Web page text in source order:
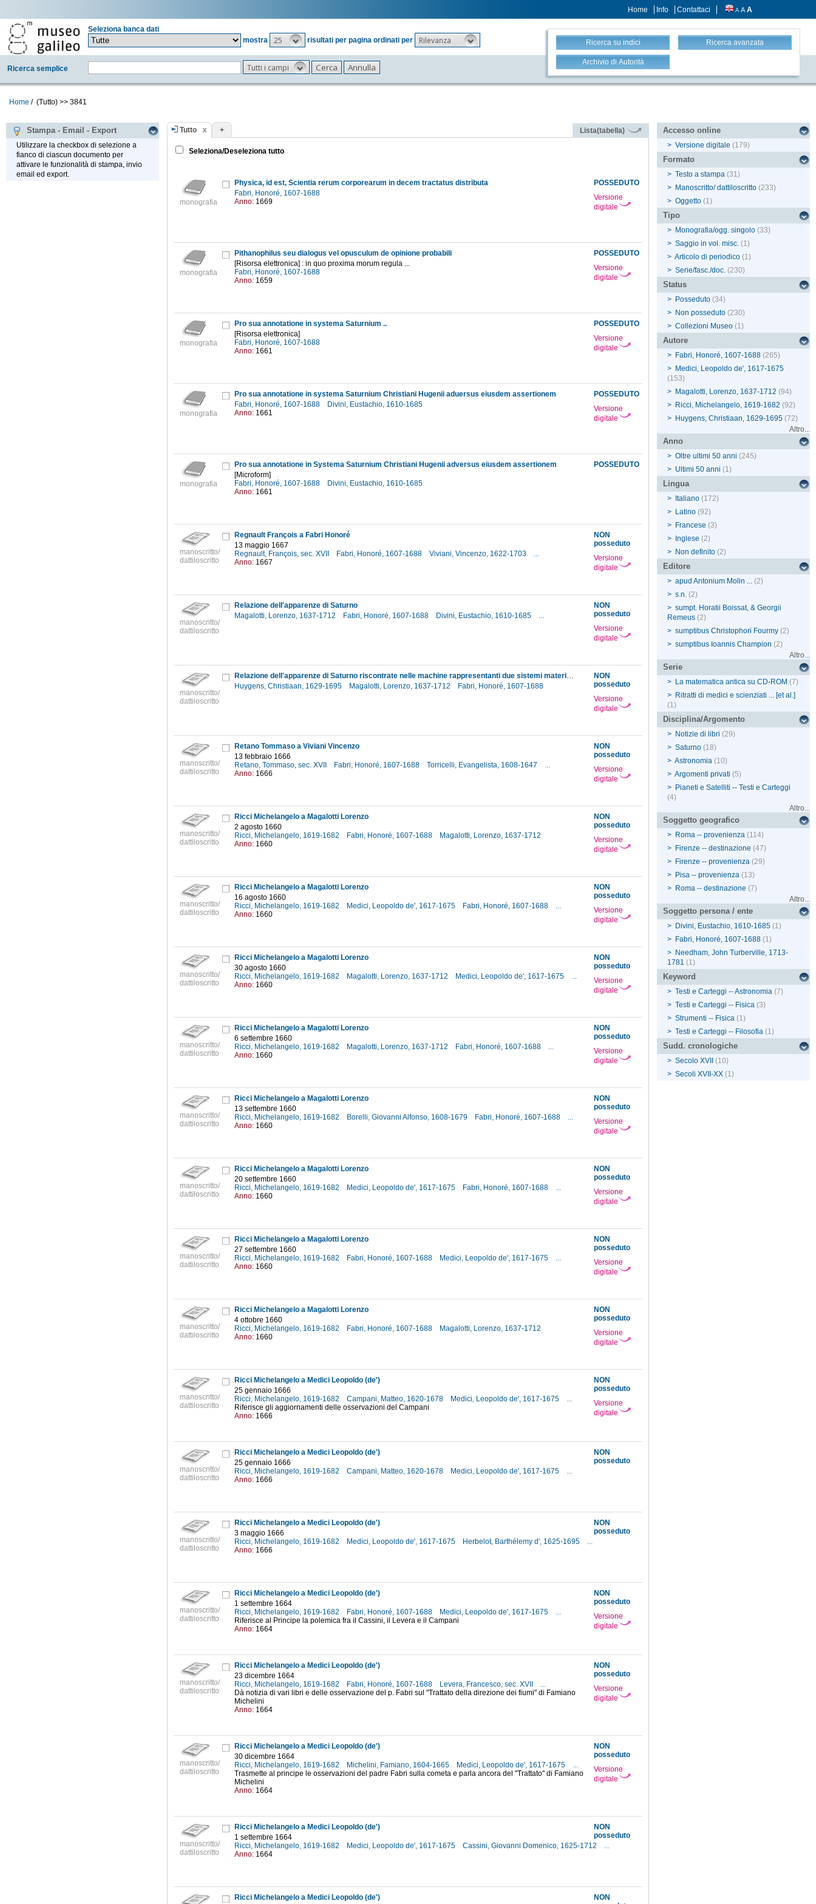
Home Info Contattaci A A A
Seleziona banca dati
mostra
25 risultati per pagina ordinati per Rilevanza
Ricerca semplice Tutti i campi
Ricerca su indici Ricerca avanzata
Archivio di Autorità
Home / (Tutto) >> 3841
Stampa - Email - Export
Utilizzare la checkbox di selezione a
fianco di ciascun documento per
attivare le funzionalità di stampa, invio
email ed export.
Tutto + Lista(tabella)
Seleziona/Deseleziona tutto
monografia
POSSEDUTO
Versione
digitale
Physica, id est, Scientia rerum corporearum in decem tractatus distributa
Fabri, Honoré, 1607-1688
Anno: 1669
monografia
POSSEDUTO
Versione
digitale
Pithanophilus seu dialogus vel opusculum de opinione probabili
[Risorsa elettronica] : in quo proxima morum regula ...
Fabri, Honoré, 1607-1688
Anno: 1659
monografia
POSSEDUTO
Versione
digitale
Pro sua annotatione in systema Saturnium ..
[Risorsa elettronica]
Fabri, Honoré, 1607-1688
Anno: 1661
monografia
POSSEDUTO
Versione
digitale
Pro sua annotatione in systema Saturnium Christiani Hugenii aduersus eiusdem assertionem
Fabri, Honoré, 1607-1688
Divini, Eustachio, 1610-1685
Anno: 1661
monografia
POSSEDUTO
Pro sua annotatione in Systema Saturnium Christiani Hugenii adversus eiusdem assertionem
[Microform]
Fabri, Honoré, 1607-1688
Divini, Eustachio, 1610-1685
Anno: 1661
manoscritto/
dattiloscritto
NON
posseduto
Versione
digitale
Regnault François a Fabri Honoré
13 maggio 1667
Regnault, François, sec. XVII
Fabri, Honoré, 1607-1688 Viviani, Vincenzo, 1622-1703
...
Anno: 1667
manoscritto/
dattiloscritto
NON
posseduto
Versione
digitale
Relazione dell'apparenze di Saturno
Magalotti, Lorenzo, 1637-1712
Fabri, Honoré, 1607-1688 Divini, Eustachio, 1610-1685 ...
manoscritto/
dattiloscritto
NON
posseduto
Versione
digitale
Relazione dell'apparenze di Saturno riscontrate nelle machine rappresentanti due sistemi materiali del signor Cristiano Ugenio e del padre Onorato Fabri
Huygens, Christiaan, 1629-1695
Magalotti, Lorenzo, 1637-1712 Fabri, Honoré, 1607-1688
manoscritto/
dattiloscritto
NON
posseduto
Versione
digitale
Retano Tommaso a Viviani Vincenzo
13 febbraio 1666
Retano, Tommaso, sec. XVII
Fabri, Honoré, 1607-1688 Torricelli, Evangelista, 1608-1647
...
Anno: 1666
manoscritto/
dattiloscritto
NON
posseduto
Versione
digitale
Ricci Michelangelo a Magalotti Lorenzo
2 agosto 1660
Ricci, Michelangelo, 1619-1682
Fabri, Honoré, 1607-1688
Magalotti, Lorenzo, 1637-1712
Anno: 1660
manoscritto/
dattiloscritto
NON
posseduto
Versione
digitale
Ricci Michelangelo a Magalotti Lorenzo
16 agosto 1660
Ricci, Michelangelo, 1619-1682
Medici, Leopoldo de', 1617-1675 Fabri, Honoré, 1607-1688
...
Anno: 1660
manoscritto/
dattiloscritto
NON
posseduto
Versione
digitale
Ricci Michelangelo a Magalotti Lorenzo
30 agosto 1660
Ricci, Michelangelo, 1619-1682
Magalotti, Lorenzo, 1637-1712 Medici, Leopoldo de', 1617-1675
...
Anno: 1660
manoscritto/
dattiloscritto
NON
posseduto
Versione
digitale
Ricci Michelangelo a Magalotti Lorenzo
6 settembre 1660
Ricci, Michelangelo, 1619-1682
Magalotti, Lorenzo, 1637-1712 Fabri, Honoré, 1607-1688
...
Anno: 1660
manoscritto/
dattiloscritto
NON
posseduto
Versione
digitale
Ricci Michelangelo a Magalotti Lorenzo
13 settembre 1660
Ricci, Michelangelo, 1619-1682
Borelli, Giovanni Alfonso, 1608-1679 Fabri, Honoré, 1607-1688
...
Anno: 1660
manoscritto/
dattiloscritto
NON
posseduto
Versione
digitale
Ricci Michelangelo a Magalotti Lorenzo
20 settembre 1660
Ricci, Michelangelo, 1619-1682
Medici, Leopoldo de', 1617-1675 Fabri, Honoré, 1607-1688
...
Anno: 1660
manoscritto/
dattiloscritto
NON
posseduto
Versione
digitale
Ricci Michelangelo a Magalotti Lorenzo
27 settembre 1660
Ricci, Michelangelo, 1619-1682
Fabri, Honoré, 1607-1688 Medici, Leopoldo de', 1617-1675
...
Anno: 1660
manoscritto/
dattiloscritto
NON
posseduto
Versione
digitale
Ricci Michelangelo a Magalotti Lorenzo
4 ottobre 1660
Ricci, Michelangelo, 1619-1682
Fabri, Honoré, 1607-1688
Magalotti, Lorenzo, 1637-1712
Anno: 1660
manoscritto/
dattiloscritto
NON
posseduto
Versione
digitale
Ricci Michelangelo a Medici Leopoldo (de')
25 gennaio 1666
Ricci, Michelangelo, 1619-1682
Campani, Matteo, 1620-1678 Medici, Leopoldo de', 1617-1675
...
Riferisce gli aggiornamenti delle osservazioni del Campani
Anno: 1666
manoscritto/
dattiloscritto
NON
posseduto
Ricci Michelangelo a Medici Leopoldo (de')
25 gennaio 1666
Ricci, Michelangelo, 1619-1682
Campani, Matteo, 1620-1678 Medici, Leopoldo de', 1617-1675
...
Anno: 1666
manoscritto/
dattiloscritto
NON
posseduto
Ricci Michelangelo a Medici Leopoldo (de')
3 maggio 1666
Ricci, Michelangelo, 1619-1682
Medici, Leopoldo de', 1617-1675 Herbelot, Barthélemy d', 1625-1695
...
Anno: 1666
manoscritto/
dattiloscritto
NON
posseduto
Versione
digitale
Ricci Michelangelo a Medici Leopoldo (de')
1 settembre 1664
Ricci, Michelangelo, 1619-1682
Fabri, Honoré, 1607-1688 Medici, Leopoldo de', 1617-1675
...
Riferisce al Principe la polemica fra il Cassini, il Levera e il Campani
Anno: 1664
manoscritto/
dattiloscritto
NON
posseduto
Versione
digitale
Ricci Michelangelo a Medici Leopoldo (de')
23 dicembre 1664
Ricci, Michelangelo, 1619-1682
Fabri, Honoré, 1607-1688 Levera, Francesco, sec. XVII
...
Dà notizia di vari libri e delle osservazione del p. Fabri sul "Trattato della direzione dei fiumi" di Famiano
Michelini
Anno: 1664
manoscritto/
dattiloscritto
NON
posseduto
Versione
digitale
Ricci Michelangelo a Medici Leopoldo (de')
30 dicembre 1664
Ricci, Michelangelo, 1619-1682
Michelini, Famiano, 1604-1665 Medici, Leopoldo de', 1617-1675
...
Trasmette al principe le osservazioni del padre Fabri sulla cometa e parla ancora del "Trattato" di Famiano
Michelini
Anno: 1664
manoscritto/
dattiloscritto
NON
posseduto
Ricci Michelangelo a Medici Leopoldo (de')
1 settembre 1664
Ricci, Michelangelo, 1619-1682
Medici, Leopoldo de', 1617-1675 Cassini, Giovanni Domenico, 1625-1712
...
Anno: 1664
NON
Ricci Michelangelo a Medici Leopoldo (de')
Accesso online
> Versione digitale (179)
Formato
> Testo a stampa (31)
> Manoscritto/ dattiloscritto (233)
> Oggetto (1)
Tipo
> Monografia/ogg. singolo (33)
> Saggio in vol. misc. (1)
> Articolo di periodico (1)
> Serie/fasc./doc. (230)
Status
> Posseduto (34)
> Non posseduto (230)
> Collezioni Museo (1)
Autore
> Fabri, Honoré, 1607-1688 (265)
> Medici, Leopoldo de', 1617-1675
(153)
> Magalotti, Lorenzo, 1637-1712 (94)
> Ricci, Michelangelo, 1619-1682 (92)
> Huygens, Christiaan, 1629-1695 (72)
Altro...
Anno
> Oltre ultimi 50 anni (245)
> Ultimi 50 anni (1)
Lingua
> Italiano (172)
> Latino (92)
> Francese (3)
>
Inglese (2)
> Non definito (2)
Editore
> apud Antonium Molin ... (2)
> s.n. (2)
> sumpt. Horatii Boissat, & Georgii
Remeus (2)
> sumptibus Christophori Fourmy (2)
> sumptibus Ioannis Champion (2)
Altro...
Serie
> La matematica antica su CD-ROM (7)
> Ritratti di medici e scienziati ... [et al.]
(1)
Disciplina/Argomento
> Notizie di libri (29)
> Saturno (18)
> Astronomia (10)
> Argomenti privati (5)
> Pianeti e Satelliti -- Testi e Carteggi
(4)
Altro...
Soggetto geografico
> Roma -- provenienza (114)
> Firenze -- destinazione (47)
> Firenze -- provenienza (29)
> Pisa -- provenienza (13)
> Roma -- destinazione (7)
Altro...
Soggetto persona / ente
> Divini, Eustachio, 1610-1685 (1)
> Fabri, Honoré, 1607-1688 (1)
> Needham, John Turberville, 1713-
1781 (1)
Keyword
> Testi e Carteggi -- Astronomia (7)
> Testi e Carteggi -- Fisica (3)
> Strumenti -- Fisica (1)
> Testi e Carteggi -- Filosofia (1)
Sudd. cronologiche
> Secolo XVII
(10)
> Secoli XVII-XX (1)